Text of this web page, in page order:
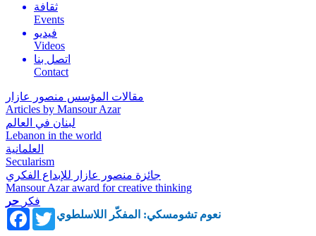
ثقافة
Events
فيديو
Videos
اتصل بنا
Contact
مقالات المؤسس منصور عازار
Articles by Mansour Azar
لبنان في العالم
Lebanon in the world
العلمانية
Secularism
جائزة منصور عازار للإبداع الفكري
Mansour Azar award for creative thinking
فكر حر
FacebookTwitter
نعوم تشومسكي: المفكّر اللاسلطوي